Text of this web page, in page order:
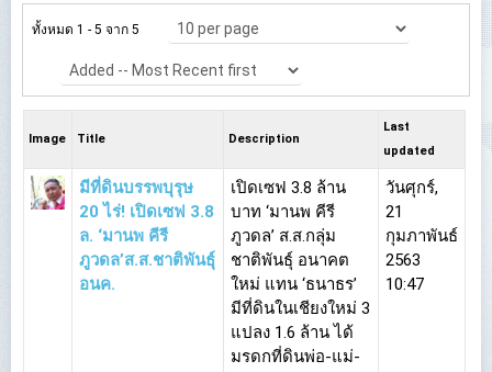
ทั้งหมด 1 - 5 จาก 5
Image Title Description
Last
updated
มีที่ดินบรรพบุรุษ
20 ไร่! เปิดเซฟ 3.8
ล. ‘มานพ คีรี
ภูวดล’ส.ส.ชาติพันธุ์
อนค.
เปิดเซฟ 3.8 ล้าน
บาท ‘มานพ คีรี
ภูวดล’ ส.ส.กลุ่ม
ชาติพันธุ์ อนาคต
ใหม่ แทน ‘ธนาธร’
มีที่ดินในเชียงใหม่ 3
แปลง 1.6 ล้าน ได้
มรดกที่ดินพ่อ-แม่-
วันศุกร์,
21
กุมภาพันธ์
2563
10:47